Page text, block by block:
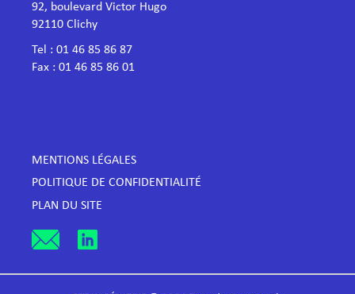
92, boulevard Victor Hugo
​92110 Clichy
Tel : 01 46 85 86 87
Fax : 01 46 85 86 01
MENTIONS LÉGALES
POLITIQUE DE CONFIDENTIALITÉ
PLAN DU SITE